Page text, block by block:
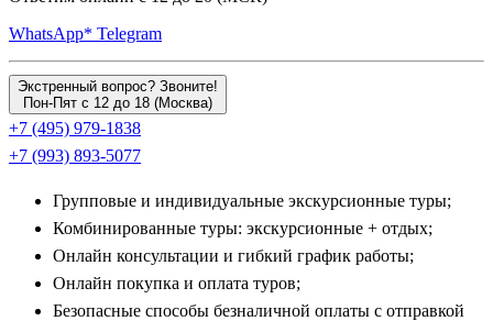
острову проходят на комфортабельном автобусе: группа
посещает величественный кратер потухшего вулкана Сансан
Ильчхульбон, уникальные черные базальтовые скалы
Чусэнджолли, водопады, низвергающиеся прямо в океан, и
знакомится с удивительным бытом знаменитых женщин-
станет поездка к мистическим скалам, которые образуют горы
Го Горы «Маисан»(Лошадиные уши), знаменитые своим
уникальным храмом Тапса с сотнями каменных пагод,
построенных без использования цемента.
WhatsApp* Telegram
Экстренный вопрос? Звоните!
Пон-Пят с 12 до 18 (Москва)
+7 (495) 979-1838
+7 (993) 893-5077
Групповые и индивидуальные экскурсионные туры;
Комбинированные туры: экскурсионные + отдых;
Онлайн консультации и гибкий график работы;
Онлайн покупка и оплата туров;
Безопасные способы безналичной оплаты с отправкой